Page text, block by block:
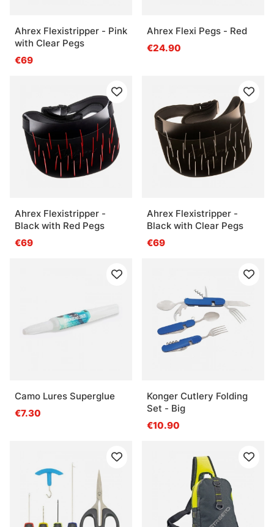
Ahrex Flexistripper - Pink
with Clear Pegs
€69
Ahrex Flexi Pegs - Red
€24.90
Ahrex Flexistripper -
Black with Red Pegs
€69
Ahrex Flexistripper -
Black with Clear Pegs
€69
Camo Lures Superglue
€7.30
Konger Cutlery Folding
Set - Big
€10.90